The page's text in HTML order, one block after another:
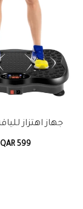
جهاز اهتزاز
QAR 599